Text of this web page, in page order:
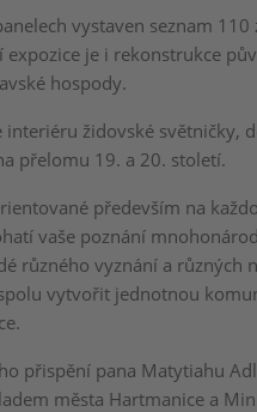
vystaven seznam
je i rekonstrukce
hospody.
židovské světničky,
přelomu 19. a 20. století.
především na
vaše poznání
různého vyznání a různých
vytvořit jednotnou
přispění pana Matytiahu
města Hartmanice a